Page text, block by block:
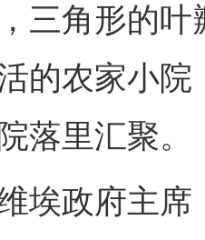
三角形的
的农家小
落里汇聚。
政府主席